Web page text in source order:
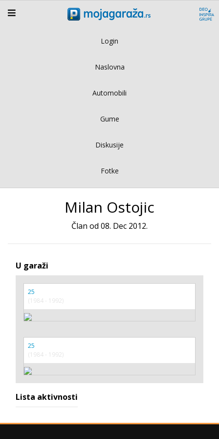
Login
Naslovna
Automobili
Gume
Diskusije
Fotke
Milan Ostojic
Član od 08. Dec 2012.
U garaži
25
(1984 - 1992)
25
(1984 - 1992)
Lista aktivnosti